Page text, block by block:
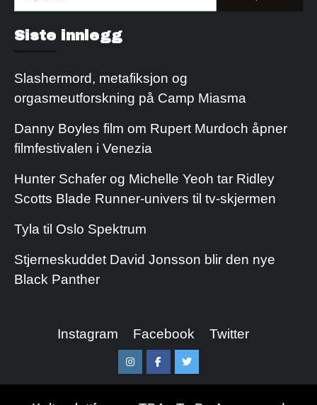
etter:
Siste innlegg
Slashermord, metafiksjon og
orgasmeutforskning på Camp Miasma
Danny Boyles film om Rupert Murdoch åpner
filmfestivalen i Venezia
Hunter Schafer og Michelle Yeoh tar Ridley
Scotts Blade Runner-univers til tv-skjermen
Tyla til Oslo Spektrum
Stjerneskuddet David Jonsson blir den nye
Black Panther
Instagram Facebook Twitter
InstagramFacebookTwitter